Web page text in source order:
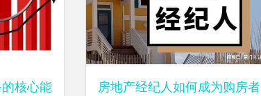
核心能 房地产经纪人如何成为购房者